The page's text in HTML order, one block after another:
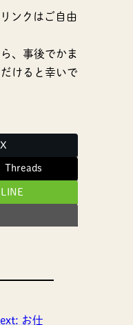
ンクはご自由
、事後でかま
けると幸いで
X
Threads
LINE
お仕